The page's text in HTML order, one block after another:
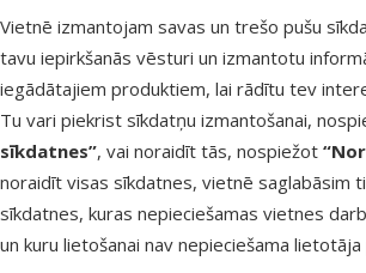
Vietnē izmantojam savas un trešo pušu
tavu iepirkšanās vēsturi un izmantotu
iegādātajiem produktiem, lai rādītu tev
Tu vari piekrist sīkdatņu izmantošanai,
sīkdatnes”, vai noraidīt tās, nospiežot
noraidīt visas sīkdatnes, vietnē saglabāsim
sīkdatnes, kuras nepieciešamas vietnes
un kuru lietošanai nav nepieciešama lietotāja
Parametriskais filtrs
Atlasītie filtri
Zīmola produkti Ontario